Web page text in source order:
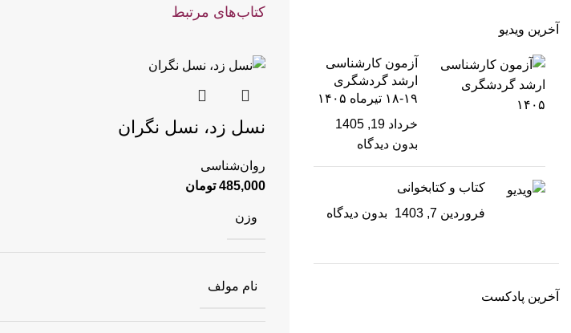
کتاب‌های مرتبط
نسل زد، نسل نگران
روان‌شناسی
485,000 تومان
وزن
نام مولف
آخرین ویدیو
آزمون کارشناسی
ارشد گردشگری
۱۹-۱۸ تیرماه ۱۴۰۵
خرداد 19, 1405
بدون دیدگاه
کتاب و کتابخوانی
فروردین 7, 1403
بدون دیدگاه
آخرین پادکست